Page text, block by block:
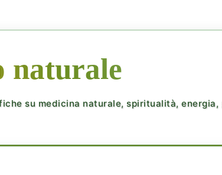
naturale
su medicina naturale, spiritualità, energia,